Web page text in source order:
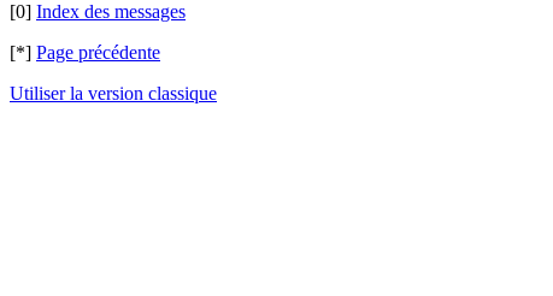
[0] Index des messages
[*] Page précédente
Utiliser la version classique